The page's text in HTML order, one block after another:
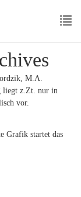
M.A.
liegt z.Zt. nur in
vor.
Grafik startet das